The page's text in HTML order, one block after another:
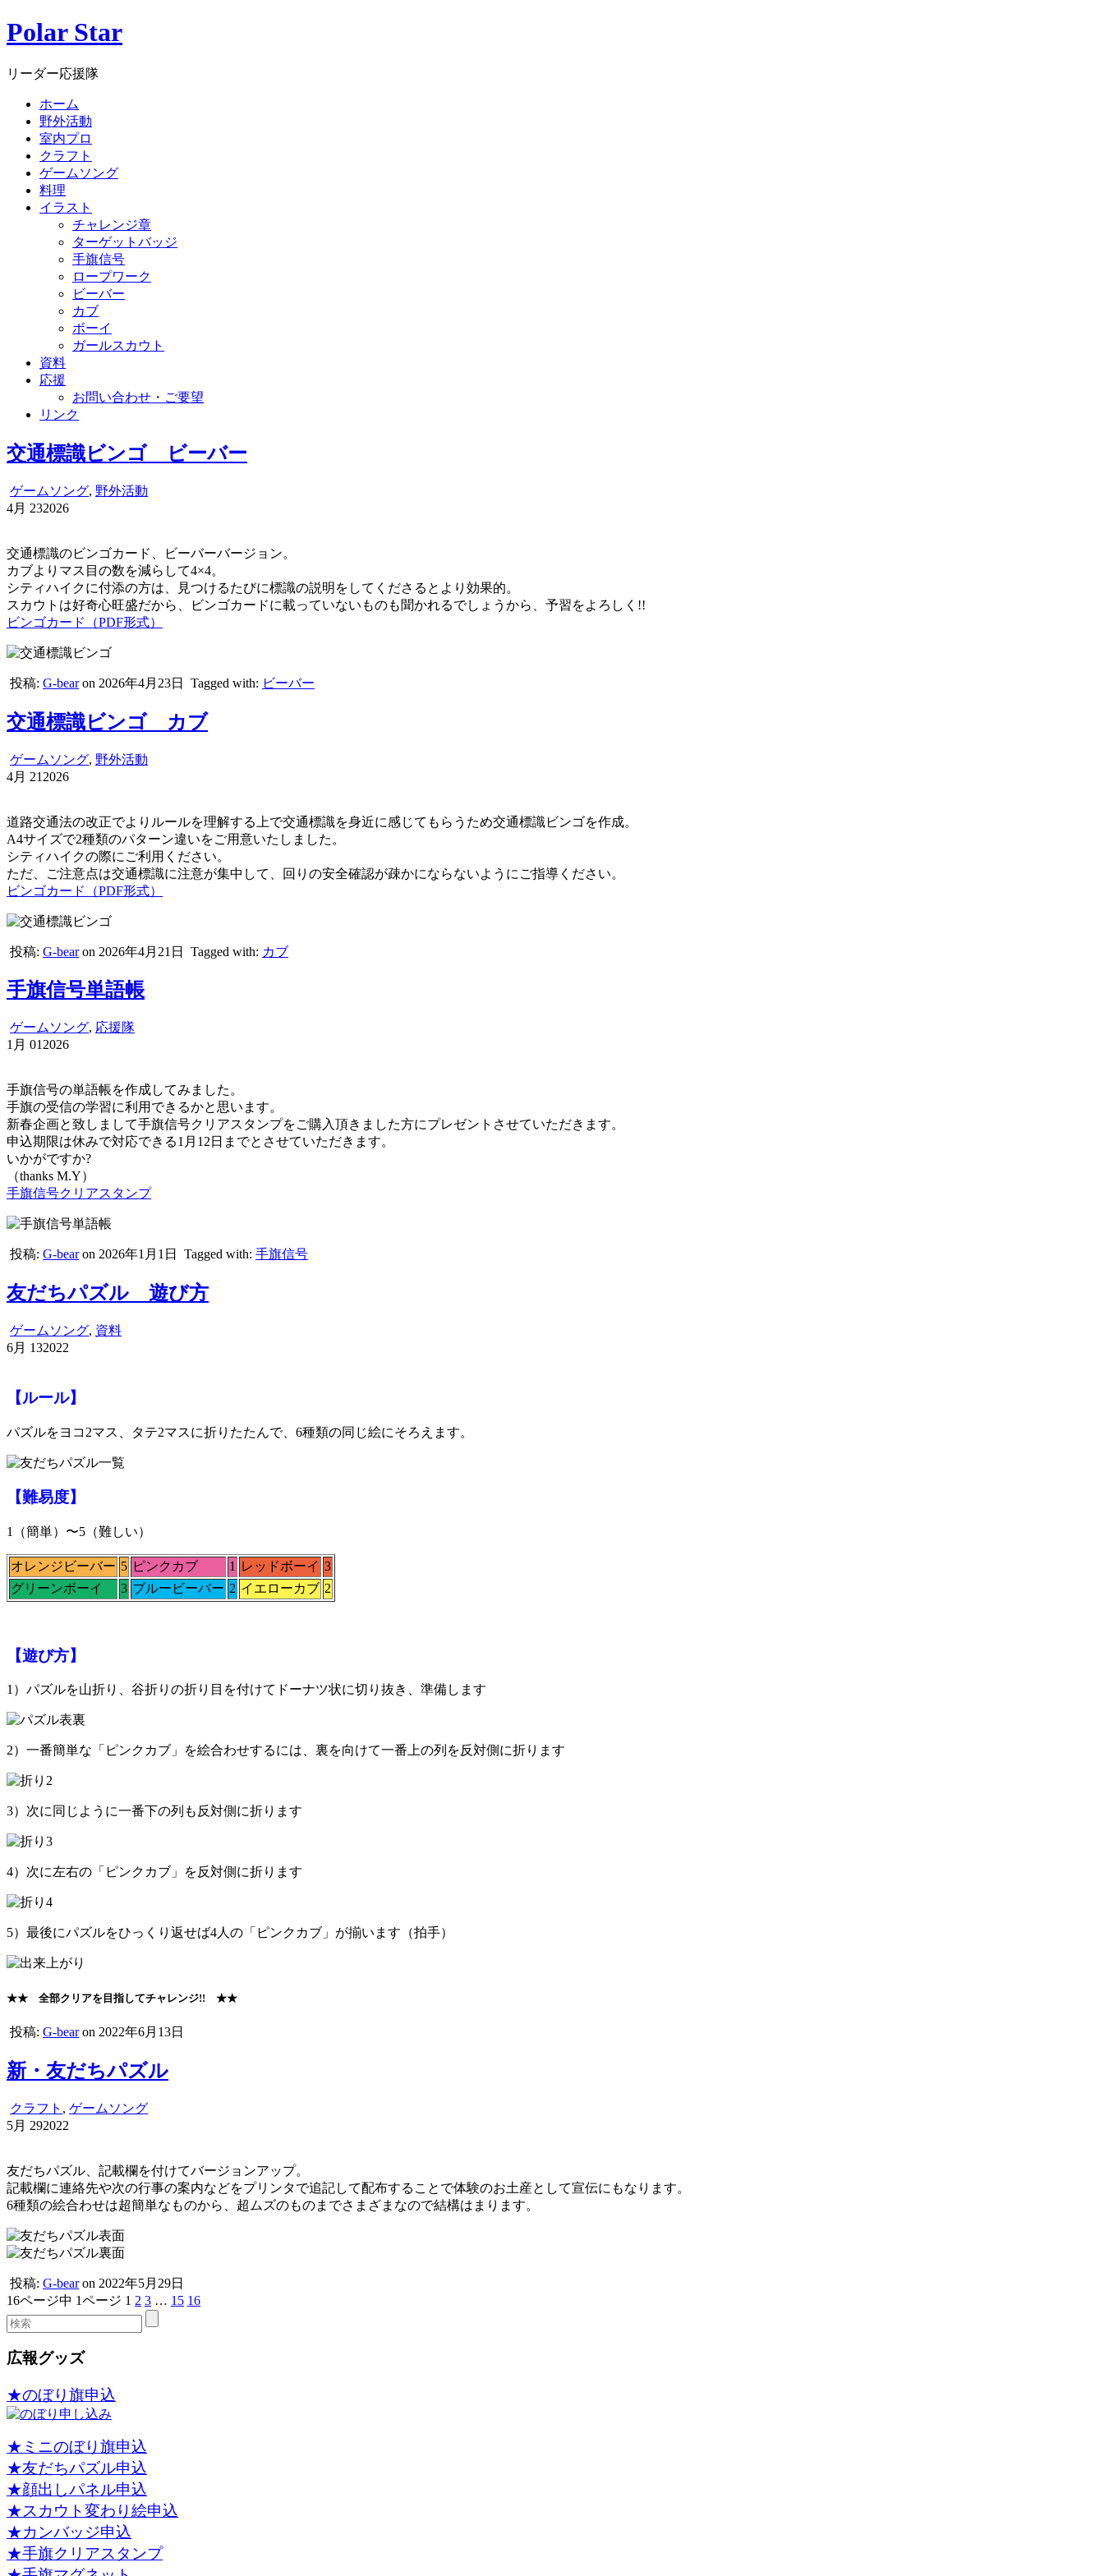
Polar Star
リーダー応援隊
ホーム
野外活動
室内プロ
クラフト
ゲームソング
料理
イラスト
チャレンジ章
ターゲットバッジ
手旗信号
ロープワーク
ビーバー
カブ
ボーイ
ガールスカウト
資料
応援
お問い合わせ・ご要望
リンク
交通標識ビンゴ ビーバー
ゲームソング, 野外活動
4月 232026
交通標識のビンゴカード、ビーバーバージョン。
カブよりマス目の数を減らして4×4。
シティハイクに付添の方は、見つけるたびに標識の説明をしてくださるとより効果的。
スカウトは好奇心旺盛だから、ビンゴカードに載っていないものも聞かれるでしょうから、予習をよろしく!!
ビンゴカード（PDF形式）
投稿: G-bearon 2026年4月23日 Tagged with: ビーバー
交通標識ビンゴ カブ
ゲームソング, 野外活動
4月 21 2026
道路交通法の改正でよりルールを理解する上で交通標識を身近に感じてもらうため交通標識ビンゴを作成。
A4サイズで2種類のパターン違いをご用意いたしました。
シティハイクの際にご利用ください。
ただ、ご注意点は交通標識に注意が集中して、回りの安全確認が疎かにならないようにご指導ください。
ビンゴカード（PDF形式）
投稿: G-bearon 2026年4月21日 Tagged with: カブ
手旗信号単語帳
ゲームソング, 応援隊
1月 01 2026
手旗信号の単語帳を作成してみました。
手旗の受信の学習に利用できるかと思います。
新春企画と致しまして手旗信号クリアスタンプをご購入頂きました方にプレゼントさせていただきます。
申込期限は休みで対応できる1月12日までとさせていただきます。
いかがですか?
（thanks M.Y）
手旗信号クリアスタンプ
投稿: G-bearon 2026年1月1日 Tagged with: 手旗信号
友だちパズル 遊び方
ゲームソング, 資料
6月 132022
【ルール】
パズルをヨコ2マス、タテ2マスに折りたたんで、6種類の同じ絵にそろえます。
【難易度】
1（簡単）〜5（難しい）
オレンジビーバー 5 ピンクカブ 1 レッドボーイ 3
グリーンボーイ
3 ブルービーバー 2 イエローカブ 2
【遊び方】
1）パズルを山折り、谷折りの折り目を付けてドーナツ状に切り抜き、準備します
2）一番簡単な「ピンクカブ」を絵合わせするには、裏を向けて一番上の列を反対側に折ります
3）次に同じように一番下の列も反対側に折ります
4）次に左右の「ピンクカブ」を反対側に折ります
5）最後にパズルをひっくり返せば4人の「ピンクカブ」が揃います（拍手）
★★ 全部クリアを目指してチャレンジ!! ★★
投稿: G-bearon 2022年6月13日
新・友だちパズル
クラフト , ゲームソング
5月 292022
友だちパズル、記載欄を付けてバージョンアップ。
記載欄に連絡先や次の行事の案内などをプリンタで追記して配布することで体験のお土産として宣伝にもなります。
6種類の絵合わせは超簡単なものから、超ムズのものまでさまざまなので結構はまります。
投稿: G-bearon 2022年5月29日
16ページ中 1ページ 1 2 3 … 15 16
広報グッズ
★のぼり旗申込
★ミニのぼり旗申込
★友だちパズル申込
★顔出しパネル申込
★スカウト変わり絵申込
★カンバッジ申込
★手旗クリアスタンプ